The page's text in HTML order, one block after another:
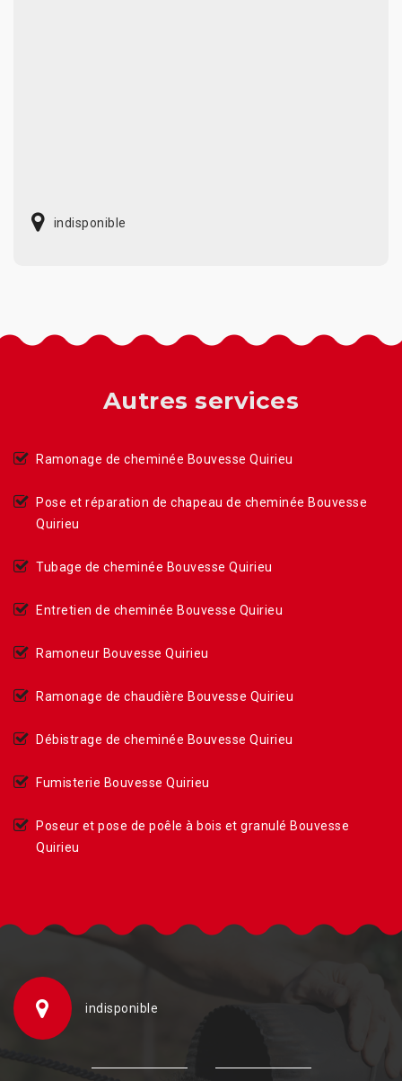
indisponible
Autres services
Ramonage de cheminée Bouvesse Quirieu
Pose et réparation de chapeau de cheminée Bouvesse
Quirieu
Tubage de cheminée Bouvesse Quirieu
Entretien de cheminée Bouvesse Quirieu
Ramoneur Bouvesse Quirieu
Ramonage de chaudière Bouvesse Quirieu
Débistrage de cheminée Bouvesse Quirieu
Fumisterie Bouvesse Quirieu
Poseur et pose de poêle à bois et granulé Bouvesse
Quirieu
indisponible